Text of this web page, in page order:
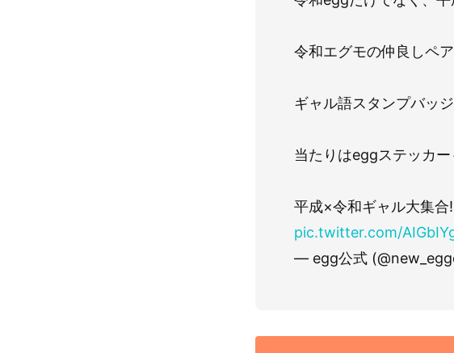
令和エグモの仲良しペ
ギャル語スタンプバッ
当たりはeggステッカ
平成×令和ギャル大集合
pic.twitter.com/
— egg公式